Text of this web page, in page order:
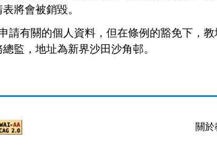
將會被銷毀。
請有關的個人資料，但在條例的豁免下，
監，地址為新界沙田沙角邨。
關於